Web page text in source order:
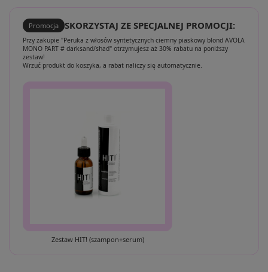
Promocja SKORZYSTAJ ZE SPECJALNEJ PROMOCJI:
Przy zakupie "Peruka z włosów syntetycznych ciemny piaskowy blond AVOLA
MONO PART # darksand/shad" otrzymujesz aż 30% rabatu na poniższy
zestaw!
Wrzuć produkt do koszyka, a rabat naliczy się automatycznie.
Zestaw HIT! (szampon+serum)